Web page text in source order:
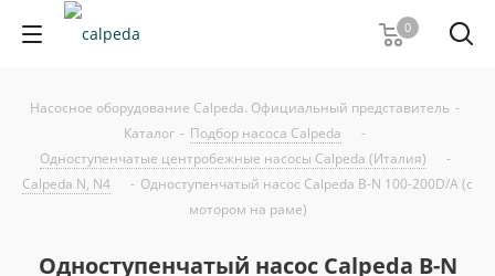
0
Насосное оборудование Calpeda. Официальный представитель -
Каталог - Подбор насоса Calpeda
-
Одноступенчатые центробежные насосы Calpeda (Италия)
-
Calpeda N, N4
- Одноступенчатый насос Calpeda B-N 100-200D/A (с
мотором на раме)
Одноступенчатый насос Calpeda B-N